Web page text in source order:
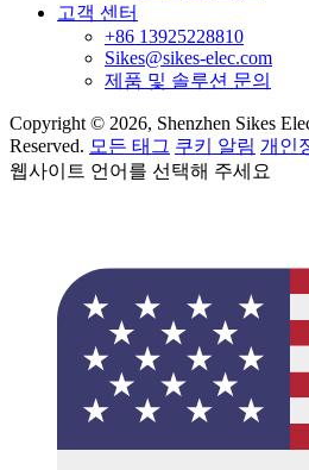
고객 센터
+86 13925228810
Sikes@sikes-elec.com
제품 및 솔루션 문의
Copyright © 2026, Shenzhen Sikes
Reserved. 모든 태그 쿠키 알림 개인
웹사이트 언어를 선택해 주세요